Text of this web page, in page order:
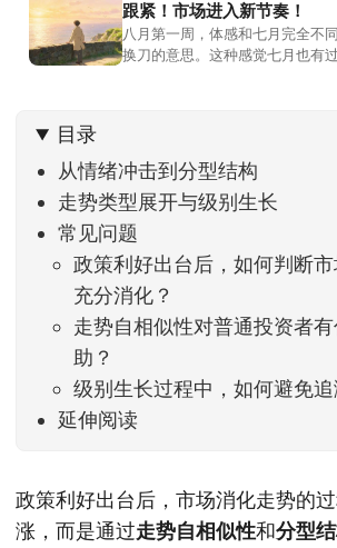
跟紧！市场进入新节奏！
八月第一周，体感和七月完全不
换刀的意思。这种感觉七月也有
家感受到了春天般的暖风。指数
回暖到2
目录
从情绪冲击到分型结构
走势类型展开与级别生长
常见问题
政策利好出台后，如何判断
充分消化？
走势自相似性对普通投资者
助？
级别生长过程中，如何避免追
延伸阅读
政策利好出台后，市场消化走势的
涨，而是通过走势自相似性和分型